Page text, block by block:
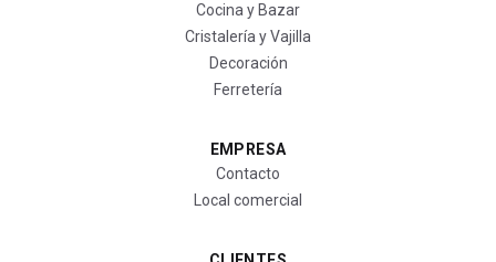
Cocina y Bazar
Cristalería y Vajilla
Decoración
Ferretería
EMPRESA
Contacto
Local comercial